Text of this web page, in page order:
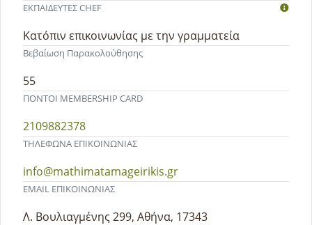
ΕΚΠΑΙΔΕΥΤEΣ CHEF
Βεβαίωση Παρακολούθησης
Κατόπιν επικοινωνίας με την γραμματεία
ΠΟΝΤΟΙ MEMBERSHIP CARD
55
ΤΗΛΕΦΩΝΑ ΕΠΙΚΟΙΝΩΝΙΑΣ
2109882378
EMAIL ΕΠΙΚΟΙΝΩΝΙΑΣ
info@mathimatamageirikis.gr
Λ. Βουλιαγμένης 299, Αθήνα, 17343